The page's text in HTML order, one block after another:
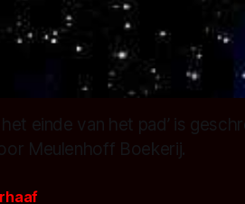
het einde van het pad’ is
Meulenhoff Boekerij.